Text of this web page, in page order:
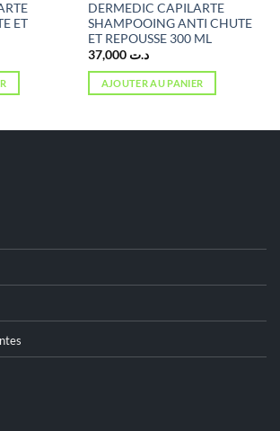
ET
DERMEDIC CAPILARTE
SHAMPOOING ANTI CHUTE
ET REPOUSSE 300 ML
د.ت 37,000
AJOUTER AU PANIER